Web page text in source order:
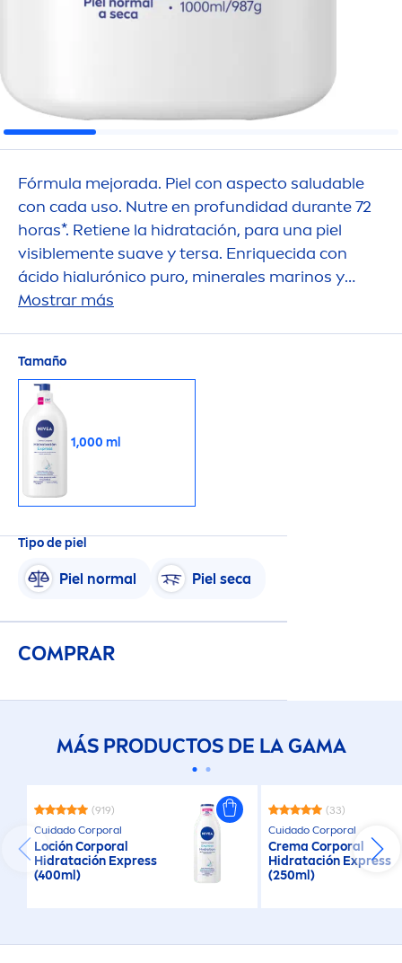
Fórmula mejorada. Piel con aspecto saludable
con cada uso. Nutre en profundidad durante 72
horas*. Retiene la hidratación, para una piel
visiblemente suave y tersa. Enriquecida con
ácido hialurónico puro, minerales marinos y
sérum nutritivo profundo.
Mostrar más
Tamaño
1,000 ml
Tipo de piel
Piel normal Piel seca
COMPRAR
MÁS PRODUCTOS DE LA GAMA
(919)
Cuidado Corporal
Loción Corporal
Hidratación Express
(400ml)
(33)
Cuidado Corporal
Crema Corporal
Hidratación Express
(250ml)